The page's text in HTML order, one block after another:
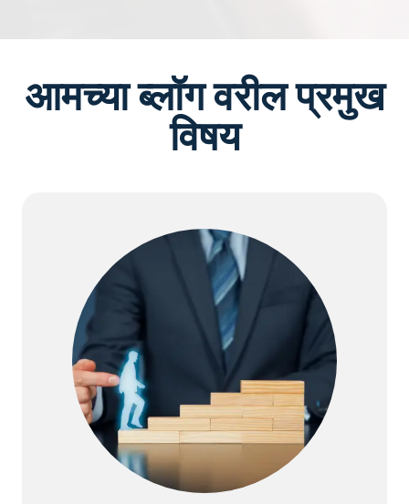
आमच्या ब्लॉग वरील प्रमुख
विषय